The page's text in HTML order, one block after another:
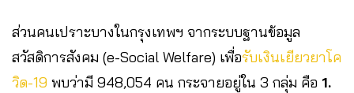
ส่วนคนเปราะบางในกรุงเทพฯ จากระบบฐานข้อมูล
สวัสดิการสังคม (e-Social Welfare) เพื่อรับเงินเยียวยาโค
วิด-19 พบว่ามี 948,054 คน กระจายอยู่ใน 3 กลุ่ม คือ 1.